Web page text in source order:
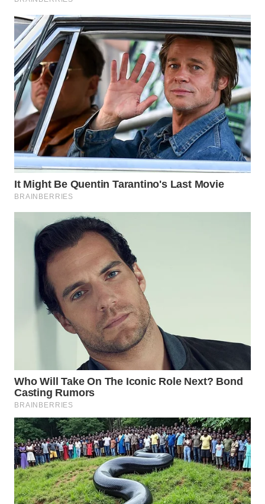
LAPAK
WAHANA
Wahana
Network
KONSUMEN
LISTRIK
MASYARAKAT
KELISTRIKAN
WALINKI
MAWAKA
ID
MARTABAT
NET
MKLI
LPKKI
LKKI
KOPEKLIN